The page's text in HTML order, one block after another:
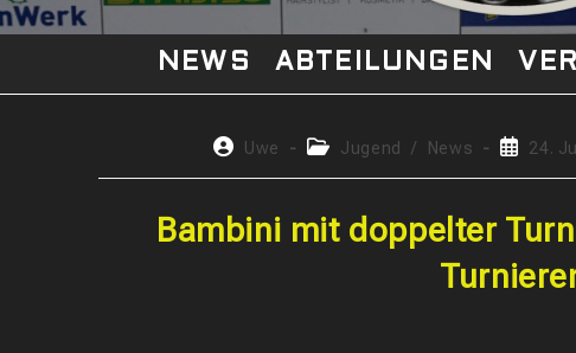
NEWS ABTEILUNGEN
Beitrags-
Uwe
Beitrags-
Jugend / News
Beitrag
24.
Bambini mit doppelter